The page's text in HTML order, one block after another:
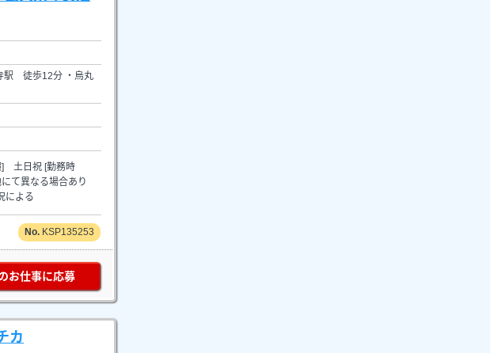
徒歩12分 ・烏丸
土日祝 [勤務時
て異なる場合あり
による
KSP135253
お仕事に応募
カ